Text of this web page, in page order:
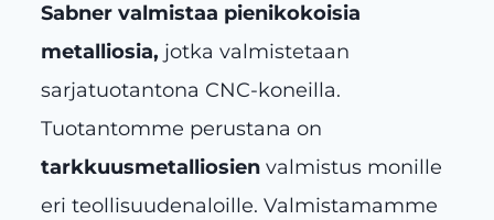
Sabner valmistaa pienikokoisia
metalliosia, jotka valmistetaan
sarjatuotantona CNC-koneilla.
Tuotantomme perustana on
tarkkuusmetalliosien valmistus monille
eri teollisuudenaloille. Valmistamamme